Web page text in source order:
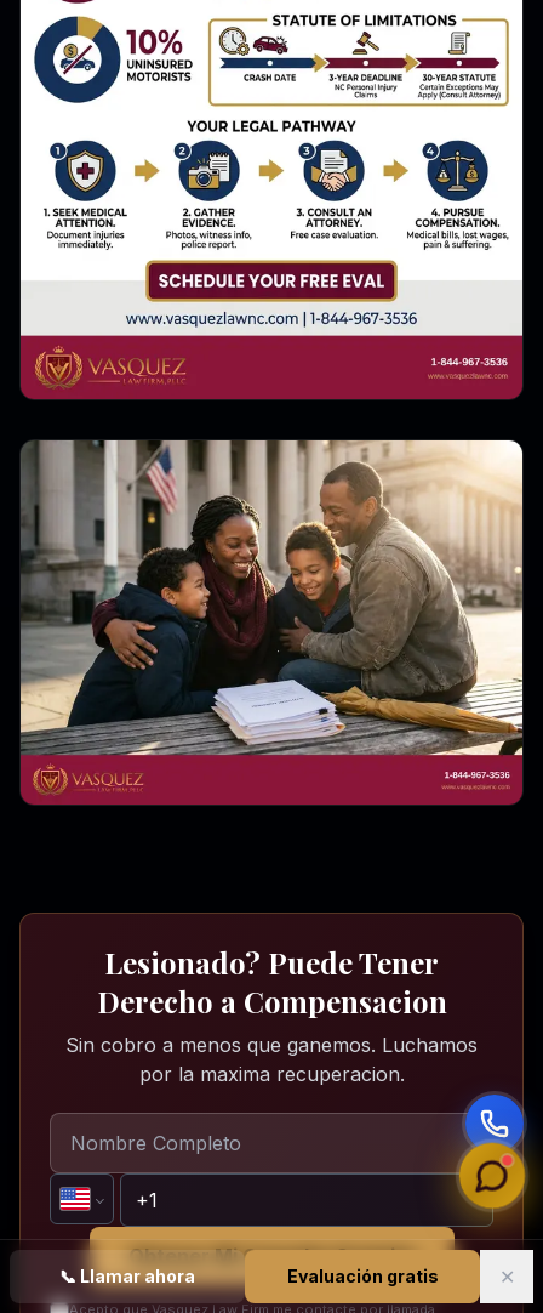
📞 Llamar ahora Evaluación gratis ✕
Lesionado? Puede Tener
Derecho a Compensacion
Sin cobro a menos que ganemos. Luchamos
por la maxima recuperacion.
Obtener Mi Consulta Gratuita
Acepto que Vasquez Law Firm me contacte por llamada,